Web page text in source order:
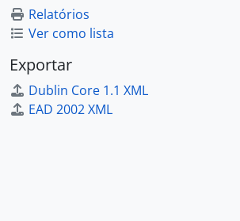
Relatórios
Ver como lista
Exportar
Dublin Core 1.1 XML
EAD 2002 XML